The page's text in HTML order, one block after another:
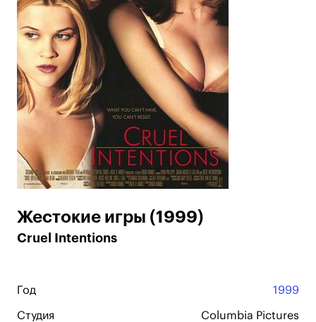
Жестокие игры (1999)
Cruel Intentions
Год 1999
Студия
Columbia Pictures